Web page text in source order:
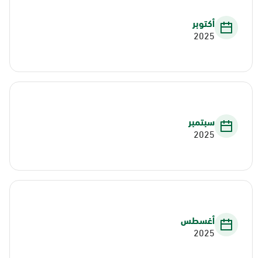
أكتوبر
2025
سبتمبر
2025
أغسطس
2025